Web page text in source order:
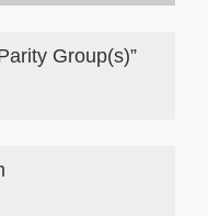
Group(s)”